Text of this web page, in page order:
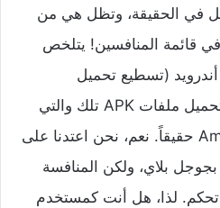
في الحقيقة، وتظل هي من
قائمة المنافسين! يتلخص
(تسطيع تحميل
التطبيقات عليها)، ووسيلة لتحميل ملفات APK تلك والتي
كانت هي Amazon Appstore حقيقاً. نعم، نحن اعتدنا على
بجوجل بلاي، ولكن المنافسة
تحكم. لذا، هل أنت كمستخدم